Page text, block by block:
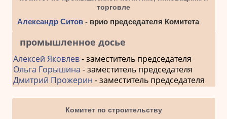
торговле
Александр Ситов- врио председателя Комитета
промышленное досье
Алексей Яковлев- заместитель председателя
Ольга Горышина - заместитель председателя
Дмитрий Прожерин - заместитель председателя
Комитет по строительству